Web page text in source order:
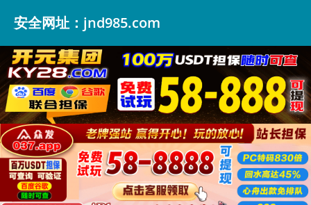
安全网址：jnd985.com